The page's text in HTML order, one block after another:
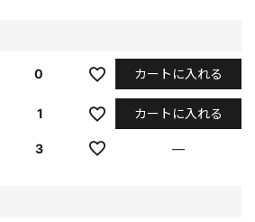
0 カートに入れる
1 カートに入れる
3 —